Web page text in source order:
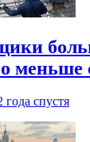
меньше
года спустя